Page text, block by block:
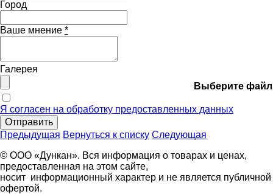
Город
Ваше мнение *
Галерея
Выберите файл
Я согласен на обработку предоставленных данных
Отправить
Предыдущая Вернуться к списку Следующая
© ООО «Дункан». Вся информация о товарах и ценах,
предоставленная на этом сайте,
носит информационный характер и не является публичной
офертой.